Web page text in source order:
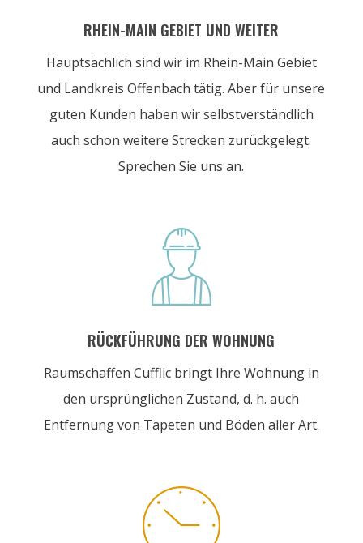
RHEIN-MAIN GEBIET UND WEITER
Hauptsächlich sind wir im Rhein-Main Gebiet
und Landkreis Offenbach tätig. Aber für unsere
guten Kunden haben wir selbstverständlich
auch schon weitere Strecken zurückgelegt.
Sprechen Sie uns an.

RÜCKFÜHRUNG DER WOHNUNG
Raumschaffen Cufflic bringt Ihre Wohnung in
den ursprünglichen Zustand, d. h. auch
Entfernung von Tapeten und Böden aller Art.
